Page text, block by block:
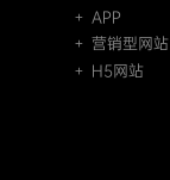
＋ APP
＋ 营销型网站
＋ H5网站